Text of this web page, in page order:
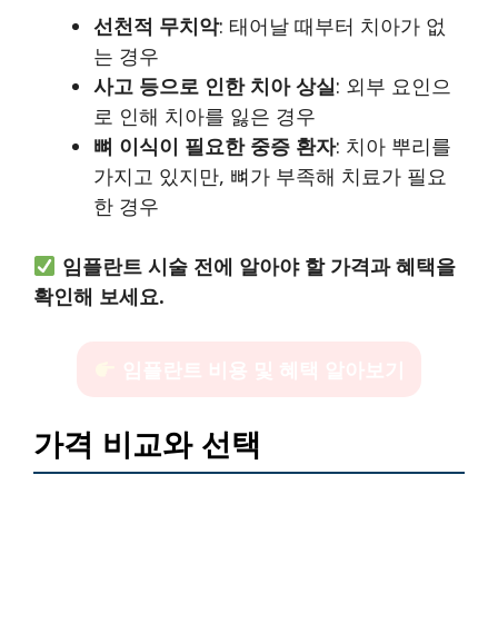
선천적 무치악: 태어날 때부터 치아가 없
는 경우
사고 등으로 인한 치아 상실: 외부 요인으
로 인해 치아를 잃은 경우
뼈 이식이 필요한 중증 환자: 치아 뿌리를
가지고 있지만, 뼈가 부족해 치료가 필요
한 경우
임플란트 시술 전에 알아야 할 가격과 혜택을
확인해 보세요.
가격 비교와 선택